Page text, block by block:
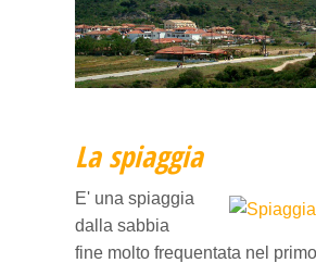
Villaggi del nord
La spiaggia
E' una spiaggia
dalla sabbia
fine molto frequentata nel